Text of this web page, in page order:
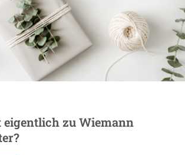
eigentlich zu Wiemann